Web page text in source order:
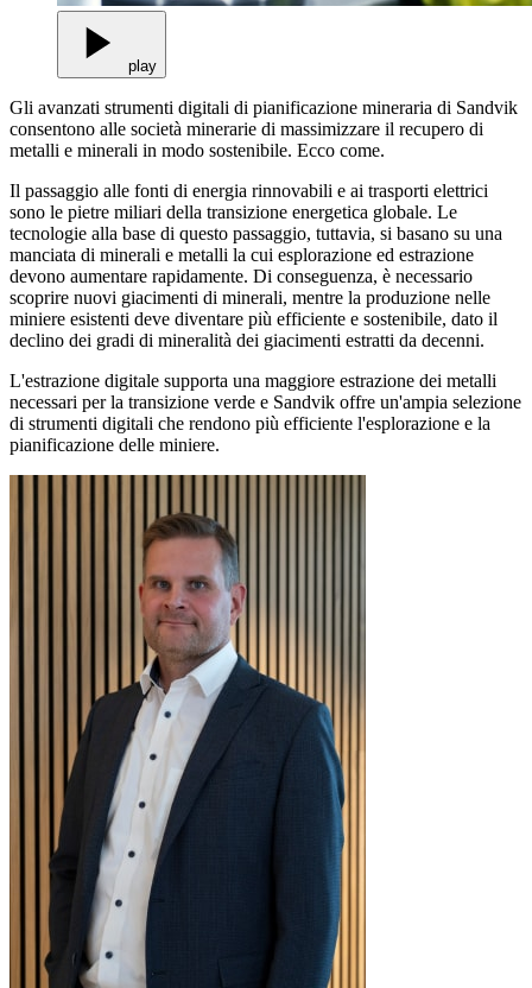
play
Gli avanzati strumenti digitali di pianificazione mineraria di Sandvik
consentono alle società minerarie di massimizzare il recupero di
metalli e minerali in modo sostenibile. Ecco come.
Il passaggio alle fonti di energia rinnovabili e ai trasporti elettrici
sono le pietre miliari della transizione energetica globale. Le
tecnologie alla base di questo passaggio, tuttavia, si basano su una
manciata di minerali e metalli la cui esplorazione ed estrazione
devono aumentare rapidamente. Di conseguenza, è necessario
scoprire nuovi giacimenti di minerali, mentre la produzione nelle
miniere esistenti deve diventare più efficiente e sostenibile, dato il
declino dei gradi di mineralità dei giacimenti estratti da decenni.
L'estrazione digitale supporta una maggiore estrazione dei metalli
necessari per la transizione verde e Sandvik offre un'ampia selezione
di strumenti digitali che rendono più efficiente l'esplorazione e la
pianificazione delle miniere.